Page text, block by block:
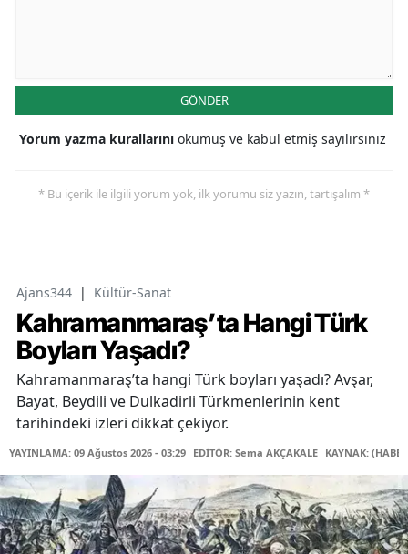
GÖNDER
Yorum yazma kurallarını okumuş ve kabul etmiş sayılırsınız
* Bu içerik ile ilgili yorum yok, ilk yorumu siz yazın, tartışalım *
Ajans344 | Kültür-Sanat
Kahramanmaraş’ta Hangi Türk
Boyları Yaşadı?
Kahramanmaraş’ta hangi Türk boyları yaşadı? Avşar,
Bayat, Beydili ve Dulkadirli Türkmenlerinin kent
tarihindeki izleri dikkat çekiyor.
YAYINLAMA: 09 Ağustos 2026 - 03:29 EDİTÖR: Sema AKÇAKALE KAYNAK: